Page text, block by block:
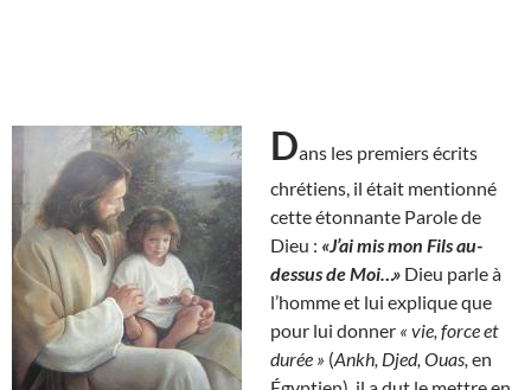
Dans les premiers écrits
chrétiens, il était mentionné
cette étonnante Parole de
Dieu : «J’ai mis mon Fils au-
dessus de Moi…» Dieu parle à
l’homme et lui explique que
pour lui donner « vie, force et
durée » (Ankh, Djed, Ouas, en